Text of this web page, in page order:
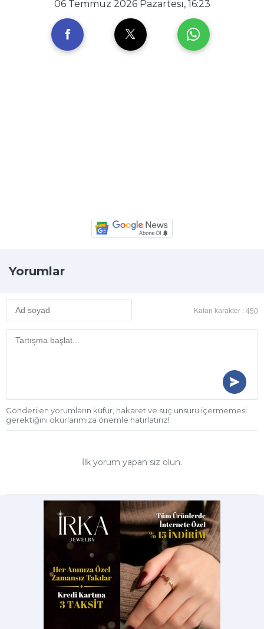
06 Temmuz 2026 Pazartesi, 16:23
Yorumlar
Kalan karakter : 450
Gönderilen yorumların küfür, hakaret ve suç unsuru içermemesi
gerektiğini okurlarımıza önemle hatırlatırız!
İlk yorum yapan siz olun.